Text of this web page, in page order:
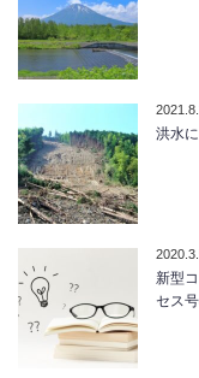
洪水
新型
セス